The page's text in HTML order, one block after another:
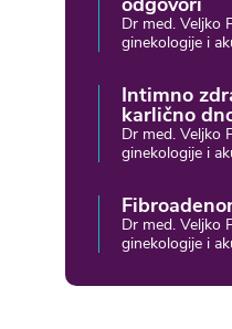
Dr med. Veljko
ginekologije i
Intimno
karlično
Dr med. Veljko
ginekologije i
Dr med. Veljko
ginekologije i